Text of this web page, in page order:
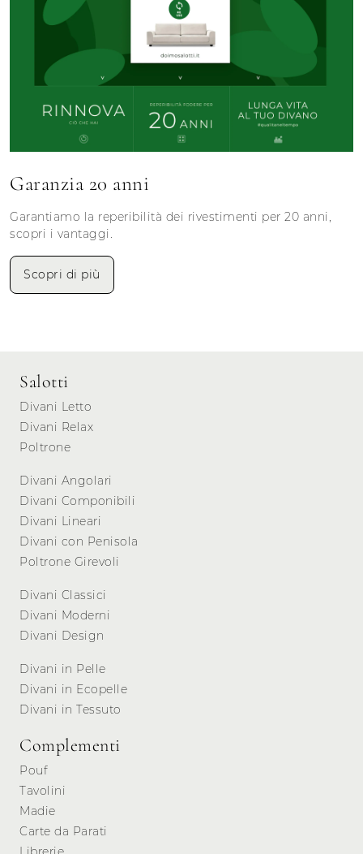
Garanzia 20 anni
Garantiamo la reperibilità dei rivestimenti per 20 anni,
scopri i vantaggi.
Scopri di più
Salotti
Divani Letto
Divani Relax
Poltrone
Divani Angolari
Divani Componibili
Divani Lineari
Divani con Penisola
Poltrone Girevoli
Divani Classici
Divani Moderni
Divani Design
Divani in Pelle
Divani in Ecopelle
Divani in Tessuto
Complementi
Pouf
Tavolini
Madie
Carte da Parati